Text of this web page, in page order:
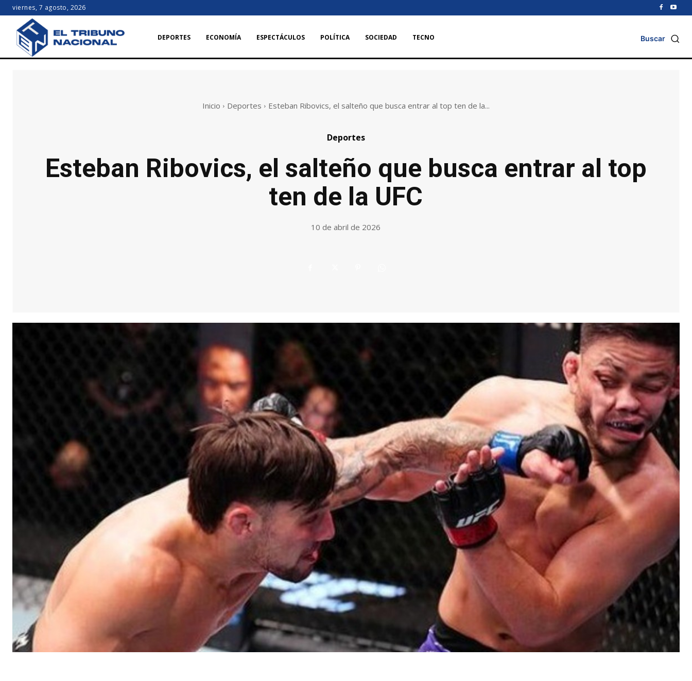
viernes, 7 agosto, 2026
DEPORTES ECONOMÍA ESPECTÁCULOS POLÍTICA SOCIEDAD TECNO Buscar
Inicio Deportes Esteban Ribovics, el salteño que busca entrar al top ten de la...
Deportes
Esteban Ribovics, el salteño que busca entrar al top
ten de la UFC
10 de abril de 2026